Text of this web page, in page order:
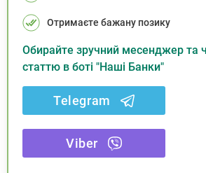
Отримаєте бажану позику
Обирайте зручний месенджер та
статтю в боті "Наші Банки"
Telegram
Viber